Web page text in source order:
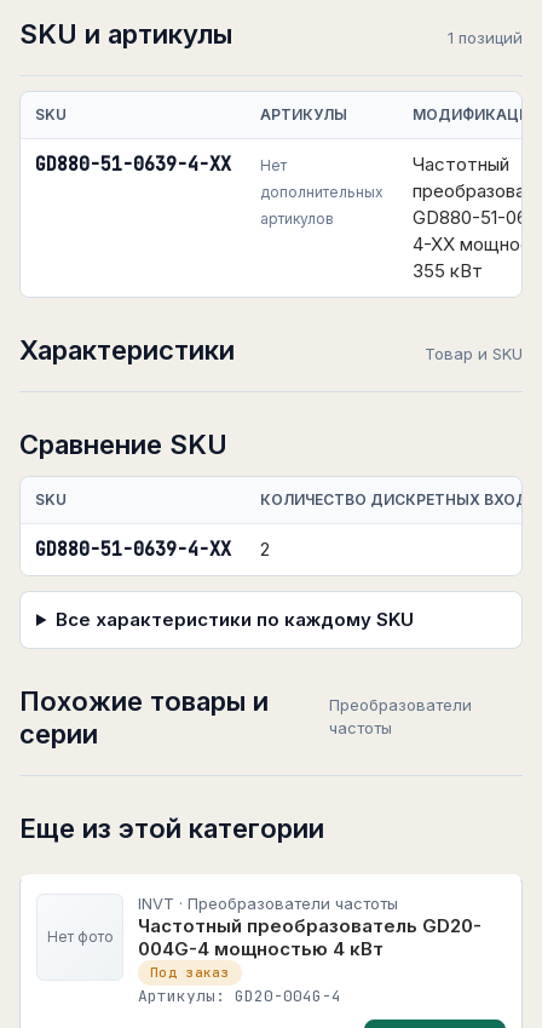
SKU и артикулы 1 позиций
SKU АРТИКУЛЫ МОДИФИКАЦИЯ
GD880-51-0639-4-XX
Нет
дополнительных
артикулов
Частотный
GD880-51-
4-XX
355 кВт
Характеристики Товар и SKU
Сравнение SKU
SKU КОЛИЧЕСТВО ДИСКРЕТНЫХ
GD880-51-0639-4-XX 2
Все характеристики по каждому SKU
Похожие товары и
серии
Преобразователи
частоты
Еще из этой категории
Нет фото
INVT · Преобразователи частоты
Частотный преобразователь GD20-
004G-4 мощностью 4 кВт
Под заказ
Артикулы: GD20-004G-4